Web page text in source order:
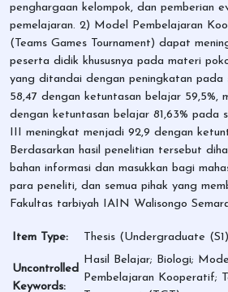
penghargaan kelompok, dan pemberian
pemelajaran. 2) Model Pembelajaran
(Teams Games Tournament) dapat
peserta didik khususnya pada materi
yang ditandai dengan peningkatan pada
58,47 dengan ketuntasan belajar 59,5%,
dengan ketuntasan belajar 81,63% pada
III meningkat menjadi 92,9 dengan
Berdasarkan hasil penelitian tersebut
bahan informasi dan masukkan bagi
para peneliti, dan semua pihak yang
Fakultas tarbiyah IAIN Walisongo
Item Type: Thesis (Undergraduate
Uncontrolled
Keywords:
Hasil Belajar; Biologi;
Pembelajaran Kooperatif;